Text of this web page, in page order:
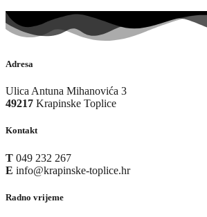
Adresa
Ulica Antuna Mihanovića 3
49217 Krapinske Toplice
Kontakt
T 049 232 267
E info@krapinske-toplice.hr
Radno vrijeme